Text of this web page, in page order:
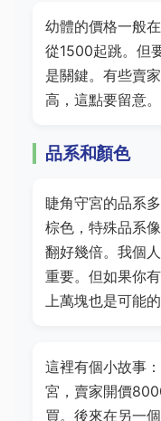
幼體的價格一般
從1500起跳。但
是關鍵。有些賣
高，這點要留意。
品系和顏色
睫角守宮的品系
棕色，特殊品系
翻好幾倍。我個
重要。但如果你
上萬塊也是可能的
這裡有個小故事
宮，賣家開價
買。後來在另一